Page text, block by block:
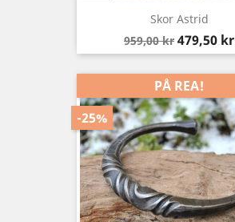
Skor Astrid
Baspris
959,00 kr Pris
479,50 kr
-25%
PÅ REA!